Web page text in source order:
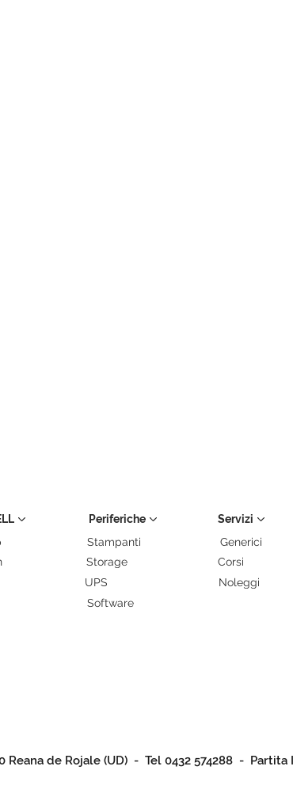
Periferiche
Stampanti
Storage
UPS
Software
Servizi
Generici
Corsi
Noleggi
de Rojale (UD) - Tel 0432 574288 - Partita